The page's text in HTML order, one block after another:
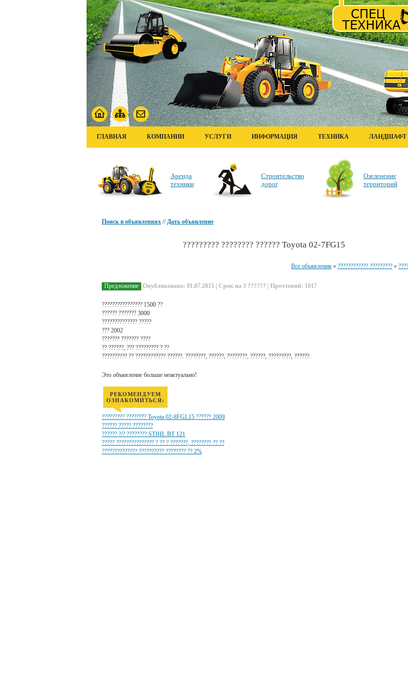
ГЛАВНАЯ КОМПАНИИ УСЛУГИ ИНФОРМАЦИЯ ТЕХНИКА ЛАНДШАФТ
Аренда
техники
Строительство
дорог
Озеленение
территорий
Поиск в объявлениях //Дать объявление
????????? ???????? ?????? Toyota 02-7FG15
Все объявления » ???????????? ????????? »
Предложение Опубликовано: 01.07.2015 | Срок на 3 ?????? | Прочтений: 1017
???????????????? 1500 ??
?????? ??????? 3000
?????????????? ?????
??? 2002
??????? ??????? ????
?? ??????, ??? ????????? ? ??
?????????? ?? ???????????? ??????. ????????, ??????, ????????, ??????, ?????????, ??????.
Это объявление больше неактуально!
РЕКОМЕНДУЕМ
ОЗНАКОМИТЬСЯ:
????????? ???????? Toyota 02-8FGL15 ?????? 2009
?????? ????? ????????
?????? ?/? ???????? STIHL BT 121
????? ??????????????? ? ?? ? ???????, ???????? ?? ??
?????????????? ?????????? ???????? ?? 2%